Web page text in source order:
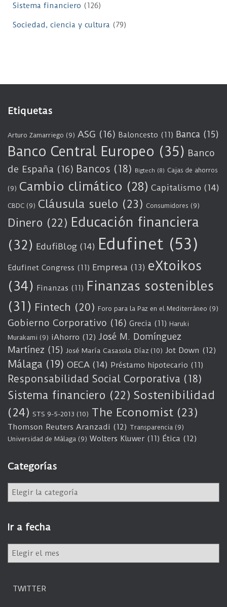
Sistema financiero (126)
Sociedad, ciencia y cultura (79)
Etiquetas
Arturo Zamarriego (9) ASG (16) Baloncesto (11) Banca (15)
Banco Central Europeo (35) Banco
de España (16) Bancos (18) Bigtech (8) Cajas de ahorros
(9) Cambio climático (28) Capitalismo (14)
CBDC (9) Cláusula suelo (23) Consumidores (9)
Dinero (22) Educación financiera
(32) EdufiBlog (14) Edufinet (53)
Edufinet Congress (11) Empresa (13) eXtoikos
(34) Finanzas (11) Finanzas sostenibles
(31) Fintech (20) Foro para la Paz en el Mediterráneo (9)
Gobierno Corporativo (16) Grecia (11) Haruki
Murakami (9) iAhorro (12) José M. Domínguez
Martínez (15) José María Casasola Díaz (10) Jot Down (12)
Málaga (19) OECA (14) Préstamo hipotecario (11)
Responsabilidad Social Corporativa (18)
Sistema financiero (22) Sostenibilidad
(24) STS 9-5-2013 (10) The Economist (23)
Thomson Reuters Aranzadi (12) Transparencia (9)
Universidad de Málaga (9) Wolters Kluwer (11) Ética (12)
Categorías
e
g
o
í
Ir a fecha
TWITTER